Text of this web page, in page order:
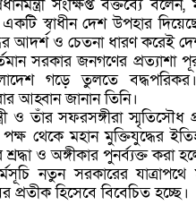
সংক্ষিপ্ত বক্তব্যে
স্বাধীন দেশ উপহার
আদর্শ ও চেতনা ধারণ করেই
সরকার জনগণের প্রত্যাশা
গড়ে তুলতে বদ্ধপরিকর।
আহ্বান জানান তিনি।
ও তাঁর সফরসঙ্গীরা
পক্ষ থেকে মহান মুক্তিযুদ্ধের
ও অঙ্গীকার পুনর্ব্যক্ত করা
নতুন সরকারের
প্রতীক হিসেবে বিবেচিত হচ্ছে।